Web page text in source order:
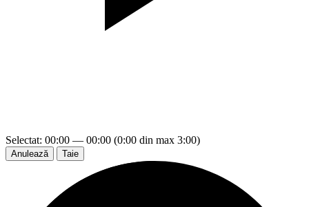
Selectat: 00:00 — 00:00 (0:00 din max 3:00)
Anulează Taie